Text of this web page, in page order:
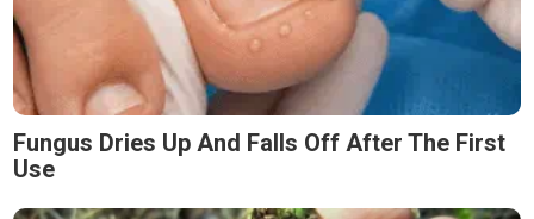
Fungus Dries Up And Falls Off After The First
Use